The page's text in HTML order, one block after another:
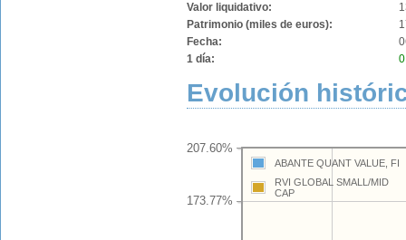
Valor liquidativo:
Patrimonio (miles de euros):
Fecha:
1 día:
Evolución
173.77%
207.60%
ABANTE QUANT VALUE, FI
RVI GLOBAL SMALL/MID
CAP